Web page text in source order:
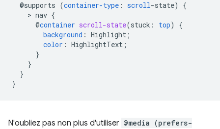
@supports (container-type : scroll-state)
{
    >
nav {
@container scroll-state(stuck : top)
{
background : Highlight ;
color : HighlightText ;
}
}
}
}
N'oubliez pas non plus d'utiliser @media (prefers-